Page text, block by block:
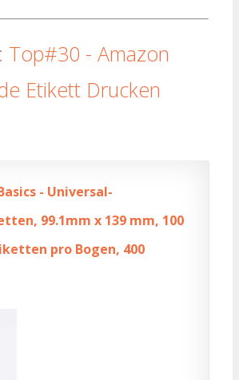
Top#30 - Amazon
Etikett Drucken
- Universal-
99.1mm x 139 mm, 100
pro Bogen, 400